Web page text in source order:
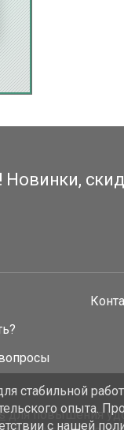
для повышения
опыта.
с нашей